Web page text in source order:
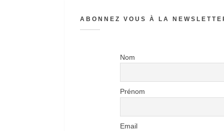
ABONNEZ VOUS À LA
Nom
Prénom
Email